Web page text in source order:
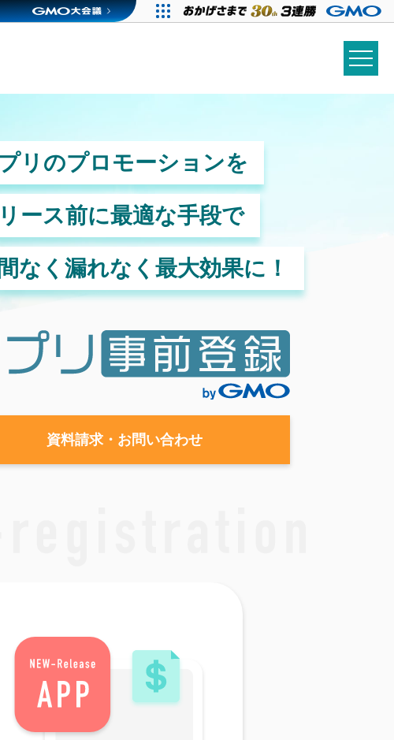
リのプロモーションを
ース前に最適な手段で
なく漏れなく最大効果に！
資料請求・お問い合わせ